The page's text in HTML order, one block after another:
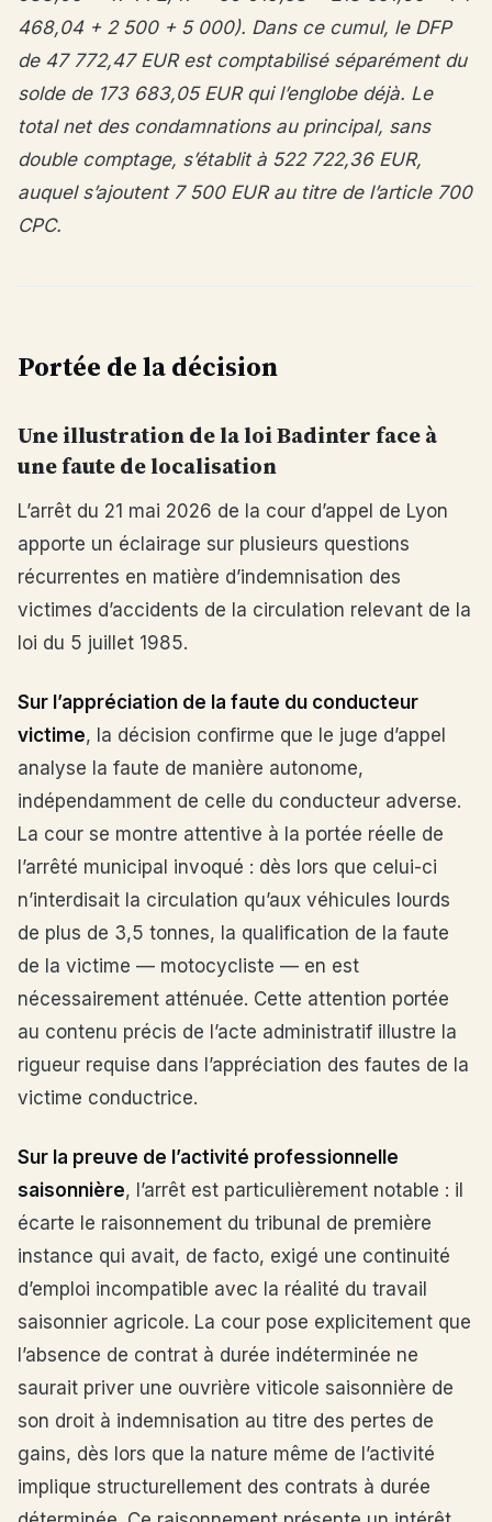
468,04 + 2 500 + 5 000). Dans ce cumul, le DFP
de 47 772,47 EUR est comptabilisé séparément du
solde de 173 683,05 EUR qui l’englobe déjà. Le
total net des condamnations au principal, sans
double comptage, s’établit à 522 722,36 EUR,
auquel s’ajoutent 7 500 EUR au titre de l’article 700
CPC.
Portée de la décision
Une illustration de la loi Badinter face à
une faute de localisation
L’arrêt du 21 mai 2026 de la cour d’appel de Lyon
apporte un éclairage sur plusieurs questions
récurrentes en matière d’indemnisation des
victimes d’accidents de la circulation relevant de la
loi du 5 juillet 1985.
Sur l’appréciation de la faute du conducteur
victime, la décision confirme que le juge d’appel
analyse la faute de manière autonome,
indépendamment de celle du conducteur adverse.
La cour se montre attentive à la portée réelle de
l’arrêté municipal invoqué : dès lors que celui-ci
n’interdisait la circulation qu’aux véhicules lourds
de plus de 3,5 tonnes, la qualification de la faute
de la victime — motocycliste — en est
nécessairement atténuée. Cette attention portée
au contenu précis de l’acte administratif illustre la
rigueur requise dans l’appréciation des fautes de la
victime conductrice.
Sur la preuve de l’activité professionnelle
saisonnière, l’arrêt est particulièrement notable : il
écarte le raisonnement du tribunal de première
instance qui avait, de facto, exigé une continuité
d’emploi incompatible avec la réalité du travail
saisonnier agricole. La cour pose explicitement que
l’absence de contrat à durée indéterminée ne
saurait priver une ouvrière viticole saisonnière de
son droit à indemnisation au titre des pertes de
gains, dès lors que la nature même de l’activité
implique structurellement des contrats à durée